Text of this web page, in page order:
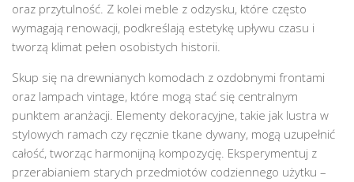
oraz przytulność. Z kolei meble z odzysku, które często
wymagają renowacji, podkreślają estetykę upływu czasu i
tworzą klimat pełen osobistych historii.
Skup się na drewnianych komodach z ozdobnymi frontami
oraz lampach vintage, które mogą stać się centralnym
punktem aranżacji. Elementy dekoracyjne, takie jak lustra w
stylowych ramach czy ręcznie tkane dywany, mogą uzupełnić
całość, tworząc harmonijną kompozycję. Eksperymentuj z
przerabianiem starych przedmiotów codziennego użytku –